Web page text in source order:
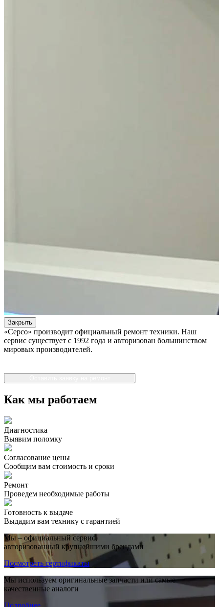
Закрыть
«Серсо» производит официальный ремонт техники. Наш
сервис существует с 1992 года и авторизован большинством
мировых производителей.
Как мы работаем
Диагностика
Выявим поломку
Согласование цены
Сообщим вам стоимость и сроки
Ремонт
Проведем необходимые работы
Готовность к выдаче
Выдадим вам технику с гарантией
Мы – официальный сервис,
авторизованный крупнейшими брендами
Посмотреть сертификаты
Мы используем оригинальные запчасти или самые
качественные аналоги
Подробнее